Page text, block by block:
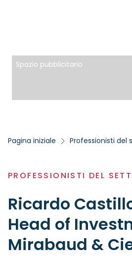
Spazio pubblicitario
Pagina iniziale Professionisti del
PROFESSIONISTI DEL
Ricardo
Head of
Mirabaud &